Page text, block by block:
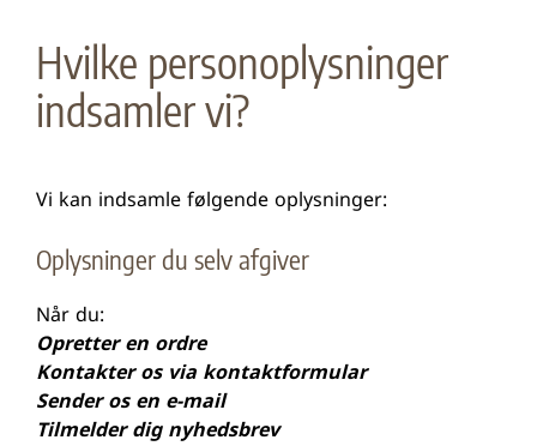
Hvilke personoplysninger
indsamler vi?
Vi kan indsamle følgende oplysninger:
Oplysninger du selv afgiver
Når du:
Opretter en ordre
Kontakter os via kontaktformular
Sender os en e-mail
Tilmelder dig nyhedsbrev